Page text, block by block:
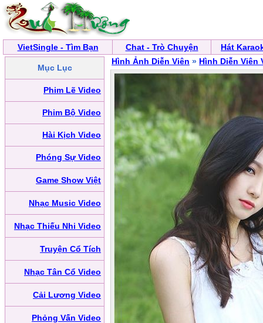
VietSingle - Tìm Bạn Chat - Trò Chuyện Hát
Mục Lục
Phim Lẽ Video
Phim Bộ Video
Hài Kịch Video
Phóng Sự Video
Game Show Việt
Nhạc Music Video
Nhạc Thiếu Nhi Video
Truyện Cổ Tích
Nhạc Tân Cổ Video
Cải Lương Video
Phỏng Vấn Video
Hình Ảnh Diễn Viên » Hình Diễn Viên